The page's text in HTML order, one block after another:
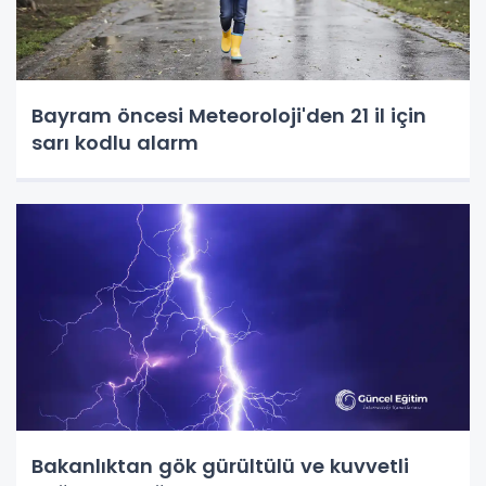
Bayram öncesi Meteoroloji'den 21 il için
sarı kodlu alarm
Bakanlıktan gök gürültülü ve kuvvetli